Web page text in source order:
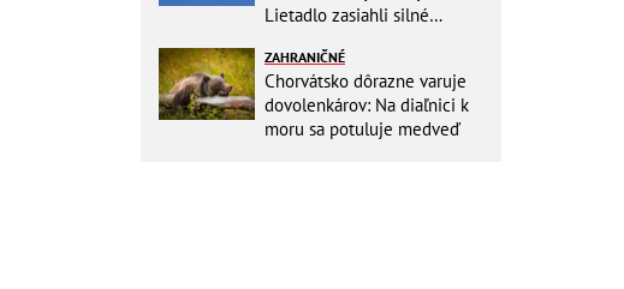
Lietadlo zasiahli silné
ZAHRANIČNÉ
Chorvátsko dôrazne varuje
dovolenkárov: Na diaľnici k
moru sa potuluje medveď